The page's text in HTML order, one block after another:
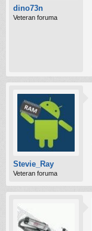
dino73n
Veteran foruma
Stevie_Ray
Veteran foruma